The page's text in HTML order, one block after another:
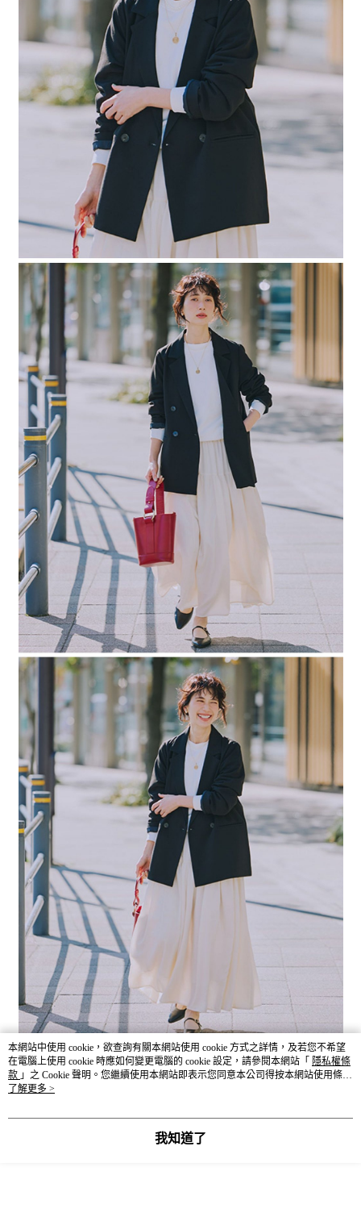
本網站中使用 cookie，欲查詢有關本網站使用 cookie 方式之詳情，及若您不希望
在電腦上使用 cookie 時應如何變更電腦的 cookie 設定，請參閱本網站「 隱私權條
款 」之 Cookie 聲明。您繼續使用本網站即表示您同意本公司得按本網站使用條款
之 Cookie 聲明使用 cookie。
了解更多 >
我知道了